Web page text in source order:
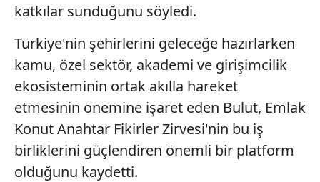
katkılar sunduğunu söyledi.
Türkiye'nin şehirlerini geleceğe hazırlarken
kamu, özel sektör, akademi ve girişimcilik
ekosisteminin ortak akılla hareket
etmesinin önemine işaret eden Bulut, Emlak
Konut Anahtar Fikirler Zirvesi'nin bu iş
birliklerini güçlendiren önemli bir platform
olduğunu kaydetti.